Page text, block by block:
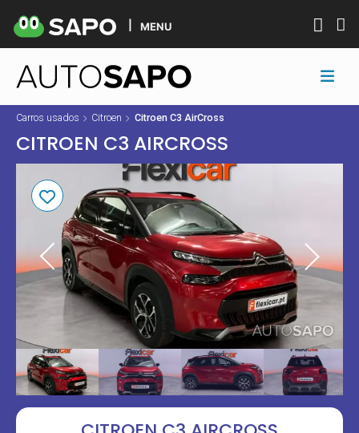
MENU
Carros usados Citroen Citroen C3 AirCross
CITROEN C3 AIRCROSS